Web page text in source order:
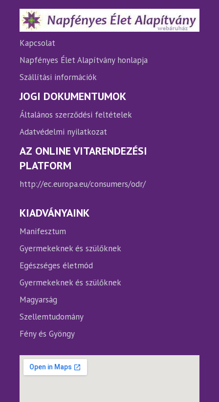
termékoldalon
választhatók
ki
ki
Kapcsolat
Napfényes Élet Alapítvány honlapja
Szállítási információk
JOGI DOKUMENTUMOK
Általános szerződési feltételek
Adatvédelmi nyilatkozat
AZ ONLINE VITARENDEZÉSI
PLATFORM
http://ec.europa.eu/consumers/odr/
KIADVÁNYAINK
Manifesztum
Gyermekeknek és szülőknek
Egészséges életmód
Gyermekeknek és szülőknek
Magyarság
Szellemtudomány
Fény és Gyöngy